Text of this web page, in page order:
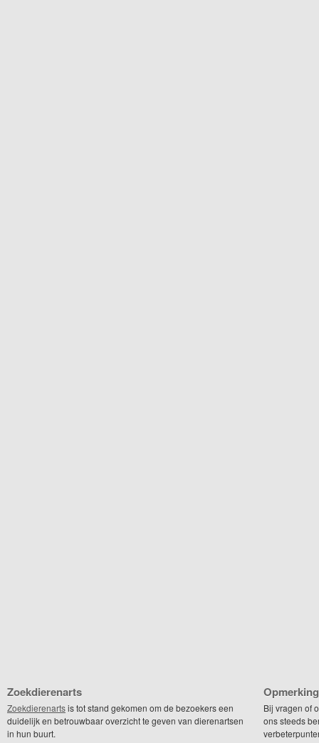
Zoekdierenarts
Zoekdierenartsis tot stand gekomen om de bezoekers een
duidelijk en betrouwbaar overzicht te geven van dierenartsen
in hun buurt.
Bij vragen of
ons steeds